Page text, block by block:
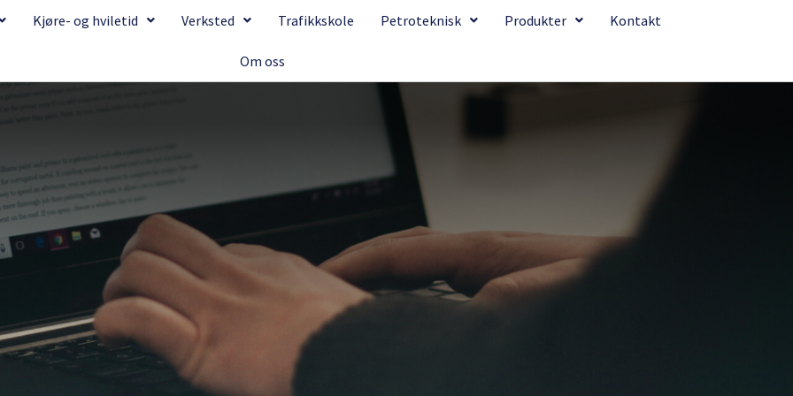
Kjøre- og hviletid Verksted Trafikkskole Petroteknisk Produkter Kontakt
Om oss